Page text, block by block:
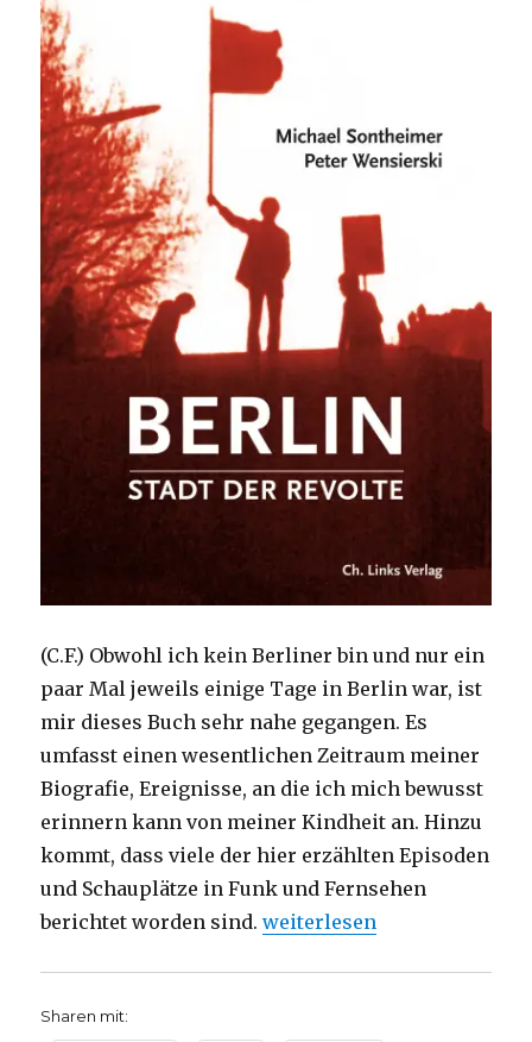
(C.F.) Obwohl ich kein Berliner bin und nur ein
paar Mal jeweils einige Tage in Berlin war, ist
mir dieses Buch sehr nahe gegangen. Es
umfasst einen wesentlichen Zeitraum meiner
Biografie, Ereignisse, an die ich mich bewusst
erinnern kann von meiner Kindheit an. Hinzu
kommt, dass viele der hier erzählten Episoden
und Schauplätze in Funk und Fernsehen
berichtet worden sind.„Revolte, die kleine
weiterlesen
Sharen mit: